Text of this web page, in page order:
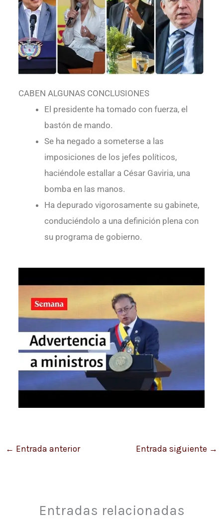
CABEN ALGUNAS CONCLUSIONES
El presidente ha tomado con fuerza, el
bastón de mando.
Se ha negado a someterse a las
imposiciones de los jefes políticos,
haciéndole estallar a César Gaviria, una
bomba en las manos.
Ha depurado vigorosamente su gabinete,
conduciéndolo a una definición plena con
su programa de gobierno.
← Entrada anterior Entrada siguiente →
Entradas relacionadas